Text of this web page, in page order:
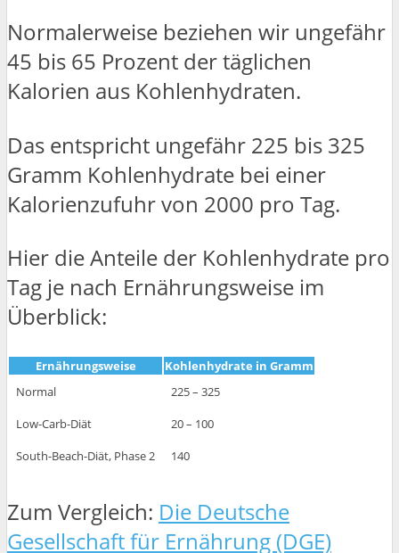
Normalerweise beziehen wir ungefähr
45 bis 65 Prozent der täglichen
Kalorien aus Kohlenhydraten.
Das entspricht ungefähr 225 bis 325
Gramm Kohlenhydrate bei einer
Kalorienzufuhr von 2000 pro Tag.
Hier die Anteile der Kohlenhydrate pro
Tag je nach Ernährungsweise im
Überblick:
Ernährungsweise
Kohlenhydrate in Gramm
Normal
225 – 325
Low-Carb-Diät
20 – 100
South-Beach-Diät, Phase 2
140
Zum Vergleich: Die Deutsche
Gesellschaft für Ernährung (DGE)